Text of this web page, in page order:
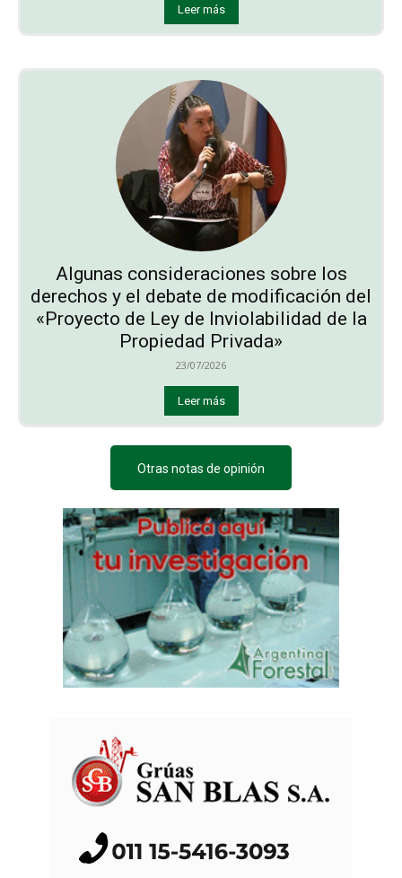
Leer más
Algunas consideraciones sobre los
derechos y el debate de modificación del
«Proyecto de Ley de Inviolabilidad de la
Propiedad Privada»
23/07/2026
Leer más
Otras notas de opinión